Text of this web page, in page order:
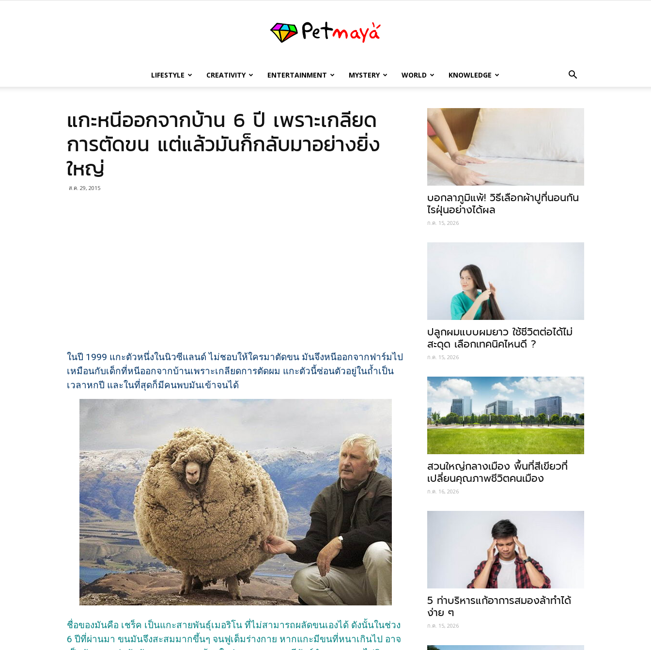
เพชร
มายา
LIFESTYLE CREATIVITY ENTERTAINMENT MYSTERY WORLD KNOWLEDGE
แกะหนีออกจากบ้าน 6 ปี เพราะเกลียด
การตัดขน แต่แล้วมันก็กลับมาอย่างยิ่ง
ใหญ่
ส.ค. 29, 2015
ในปี 1999 แกะตัวหนึ่งในนิวซีแลนด์ ไม่ชอบให้ใครมาตัดขน มันจึงหนีออกจากฟาร์มไป
เหมือนกับเด็กที่หนีออกจากบ้านเพราะเกลียดการตัดผม แกะตัวนี้ซ่อนตัวอยู่ในถ้ำเป็น
เวลาหกปี และในที่สุดก็มีคนพบมันเข้าจนได้
ชื่อของมันคือ เชร็ค เป็นแกะสายพันธุ์เมอริโน ที่ไม่สามารถผลัดขนเองได้ ดังนั้นในช่วง
6 ปีที่ผ่านมา ขนมันจึงสะสมมากขึ้นๆ จนฟูเต็มร่างกาย หากแกะมีขนที่หนาเกินไป อาจ
บอกลาภูมิแพ้! วิธีเลือกผ้าปูที่นอนกัน
ไรฝุ่นอย่างได้ผล
ก.ค. 15, 2026
ปลูกผมแบบผมยาว ใช้ชีวิตต่อได้ไม่
สะดุด เลือกเทคนิคไหนดี ?
ก.ค. 15, 2026
สวนใหญ่กลางเมือง พื้นที่สีเขียวที่
เปลี่ยนคุณภาพชีวิตคนเมือง
ก.ค. 16, 2026
5 ท่าบริหารแก้อาการสมองล้าทำได้
ง่าย ๆ
ก.ค. 15, 2026